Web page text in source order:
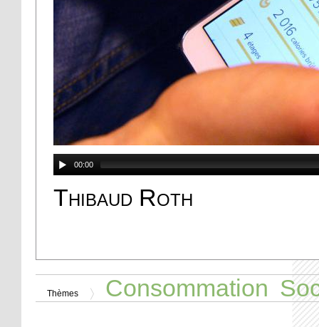
00:00
Thibaud Roth
Thèmes Consommation